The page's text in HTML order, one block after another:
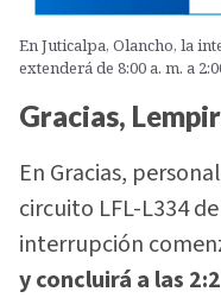
En Juticalpa, Olancho, la
extenderá de 8:00 a. m. a
Gracias,
En Gracias,
circuito LFL-L334
interrupción
y concluirá a las